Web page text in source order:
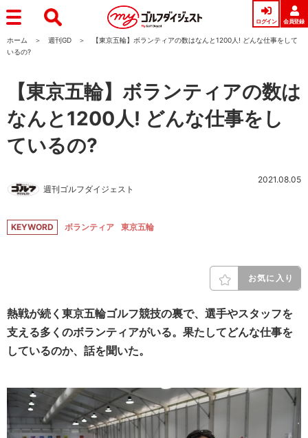
ログイン 会員登録
ホーム 週刊GD
【東京五輪】ボランティアの数はなんと1200人! どんな仕事をして
いるの?
【東京五輪】ボランティアの数は
なんと1200人! どんな仕事をし
ているの?
週刊ゴルフダイジェスト
2021.08.05
KEYWORD ボランティア 東京五輪
お気に入り
熱戦が続く東京五輪ゴルフ競技の裏で、選手やスタッフを
支える多くのボランティアがいる。果たしてどんな仕事を
しているのか、話を聞いた。